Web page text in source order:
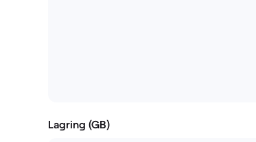
Lagring (GB)